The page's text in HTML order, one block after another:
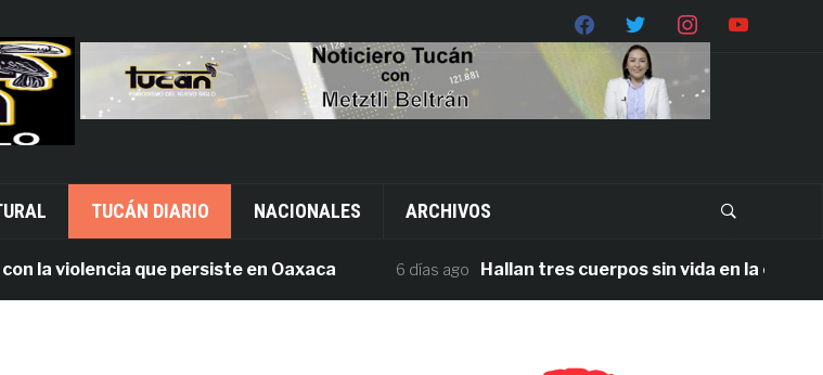
TUCÁN DIARIO NACIONALES ARCHIVOS
que persiste en Oaxaca 6 días ago Hallan tres cuerpos sin vida en la carretera